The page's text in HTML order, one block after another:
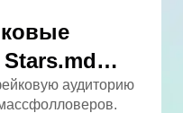
аудиторию